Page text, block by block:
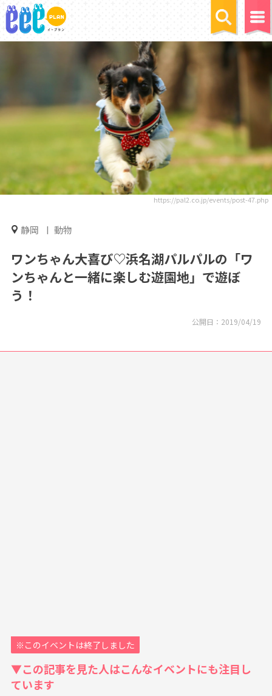
https://pal2.co.jp/events/post-47.php
静岡 動物
ワンちゃん大喜び♡浜名湖パルパルの「ワ
ンちゃんと一緒に楽しむ遊園地」で遊ぼ
う！
公開日： 2019/04/19
※このイベントは終了しました
▼この記事を見た人はこんなイベントにも注目し
ています